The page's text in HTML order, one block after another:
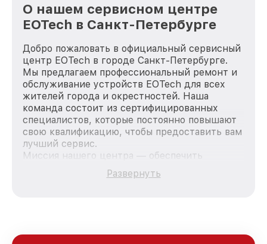
О нашем сервисном центре
EOTech в Санкт-Петербурге
Добро пожаловать в официальный сервисный
центр EOTech в городе Санкт-Петербурге.
Мы предлагаем профессиональный ремонт и
обслуживание устройств EOTech для всех
жителей города и окрестностей. Наша
команда состоит из сертифицированных
специалистов, которые постоянно повышают
свою квалификацию, чтобы предоставить вам
лучший сервис.
Миссия нашего центра — обеспечить
качественный и доступный ремонт для
каждого пользователя продукции EOTech, вне
Развернуть